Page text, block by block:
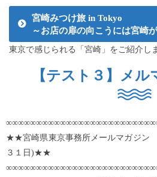
宮崎みつけ旅 in Tokyo
～お店の扉の向こうには宮崎
東京で感じられる「宮崎」をご紹介し
【テスト３】メル
★★宮崎県東京事務所メールマガジン
３１日)★★